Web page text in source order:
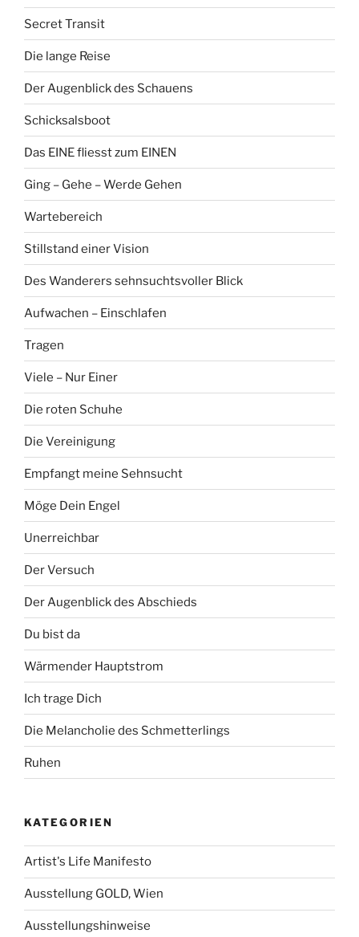
Secret Transit
Die lange Reise
Der Augenblick des Schauens
Schicksalsboot
Das EINE fliesst zum EINEN
Ging – Gehe – Werde Gehen
Wartebereich
Stillstand einer Vision
Des Wanderers sehnsuchtsvoller Blick
Aufwachen – Einschlafen
Tragen
Viele – Nur Einer
Die roten Schuhe
Die Vereinigung
Empfangt meine Sehnsucht
Möge Dein Engel
Unerreichbar
Der Versuch
Der Augenblick des Abschieds
Du bist da
Wärmender Hauptstrom
Ich trage Dich
Die Melancholie des Schmetterlings
Ruhen
KATEGORIEN
Artist's Life Manifesto
Ausstellung GOLD, Wien
Ausstellungshinweise